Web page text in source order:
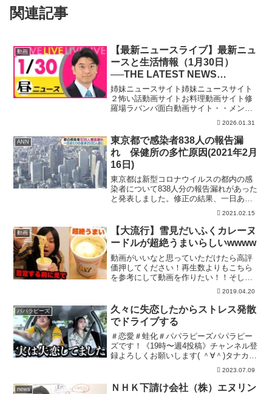
関連記事
動画
【最新ニュースライブ】最新ニュ
ースと生活情報（1月30日）
──THE LATEST NEWS
SUMMARY（日テレNEWS
LIVE）
姉妹ニュースサイト姉妹ニュースサイト
２怖い話動画サイトお料理動画サイト修
羅場ラバンバ面白動画サイト・・メンバ
ーシップ「日テレNEWSクラブ」始まり
ました月額290円で所属歴に応じ色が変化
しステータスアップしていくバッジ特典
や、ライブ配信のチ...
2026.01.31
ANN
東京都で感染者838人の報告漏
れ 保健所の多忙原因(2021年2月
16日)
東京都は新型コロナウイルスの都内の感
染者について838人分の報告漏れがあった
と発表しました。修正の結果、一日あた
りの感染者数の過去最多は2500人を超え
ていたことになります。 東京都により
ますと、去年11月18日から先月31日まで
の間に18...
2021.02.15
動画
【大流行】雪見だいふくカレーヌ
ードルが超絶うまいらしいwwww
動画がいいなと思っていただけたら高評
価押してください！再生数よりもこちら
を参考にして動画を作りたい！！そして
少しでも面白いなと思っていただけたら
４年間１度も休まず毎日投稿しておりま
す！少しでもみなさんが楽...
2019.04.20
パパラピーズ
久々に失恋したからストレス発散
でドライブする
＃恋愛＃蛙化＃パパラピーズパパラピー
ズです！《19時〜週4投稿》チャンネル登
録よろしくお願いします( ＾∀＾)タナカガ
ブランドGAB GAB じんじんブランド
JINCL 文化放送「CultureZ」 毎週木曜
メインパーソナリティー25:0...
2023.07.09
news
ＮＨＫ下請け会社（株）エヌリン